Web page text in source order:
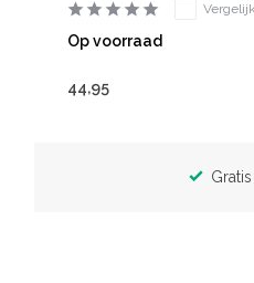
Vergelijk
Op voorraad
44,95